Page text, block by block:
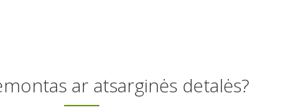
ar atsarginės detalės?